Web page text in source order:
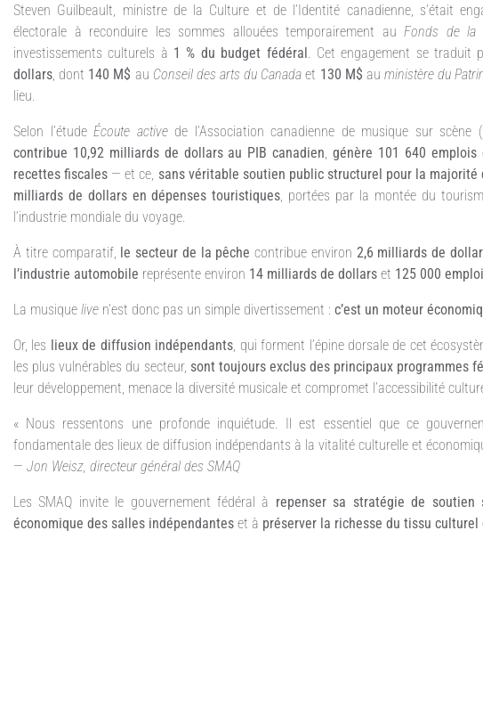
Steven Guilbeault, ministre de la Culture et de l’Identité canadienne, s’était
électorale à reconduire les sommes allouées temporairement auFonds de la
investissements culturels à 1 % du budget fédéral . Cet engagement se
dollars , dont 140 M$ au Conseil des arts du Canada et 130 M$ au ministère du
lieu.
Selon l’étude Écoute activede l’Association canadienne de musique sur scène
contribue 10,92 milliards de dollars au PIB canadien ,génère 101 640 emplois
recettes fiscales — et ce, sans véritable soutien public structurel pour la majorité
milliards de dollars en dépenses touristiques , portées par la montée du
l’industrie mondiale du voyage.
À titre comparatif, le secteur de la pêche contribue environ 2,6 milliards de
l’industrie automobile représente environ 14 milliards de dollars et 125 000
La musique live n’est donc pas un simple divertissement : c’est un moteur
Or, les lieux de diffusion indépendants , qui forment l’épine dorsale de cet
les plus vulnérables du secteur, sont toujours exclus des principaux programmes
leur développement, menace la diversité musicale et compromet l’accessibilité
« Nous ressentons une profonde inquiétude. Il est essentiel que ce
fondamentale des lieux de diffusion indépendants à la vitalité culturelle et
— Jon Weisz, directeur général des SMAQ
Les SMAQ invite le gouvernement fédéral à repenser sa stratégie de soutien
économique des salles indépendantes et à préserver la richesse du tissu culturel